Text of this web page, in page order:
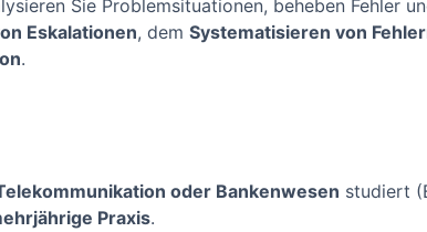
Sie Problemsituationen, beheben Fehler
Eskalationen, dem Systematisieren von
.
oder Bankenwesen studiert
Praxis.